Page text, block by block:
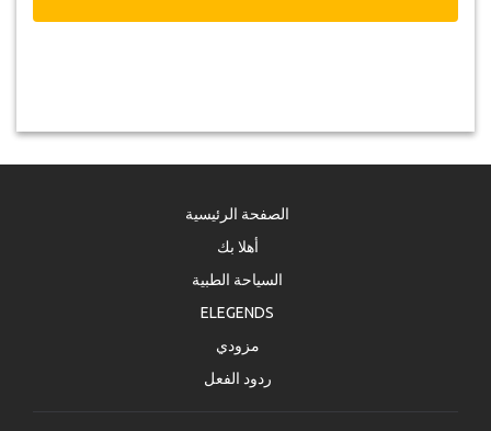
الصفحة الرئيسية
أهلا بك
السياحة الطبية
ELEGENDS
مزودي
ردود الفعل